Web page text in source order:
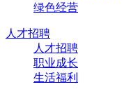
绿色经营
人才招聘
人才招聘
职业成长
生活福利